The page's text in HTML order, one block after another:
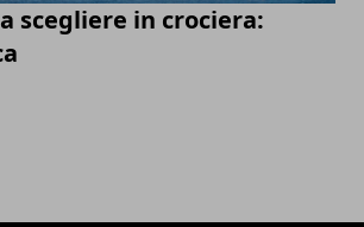
scegliere in crociera: